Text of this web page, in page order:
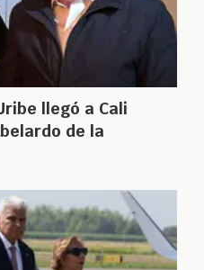
llegó a Cali
de la